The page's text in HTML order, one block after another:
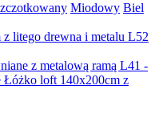
Miodowy Biel
litego drewna i metalu L52